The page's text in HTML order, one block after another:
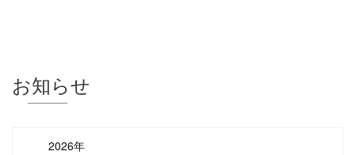
お知らせ
2026年